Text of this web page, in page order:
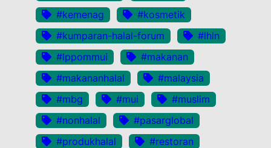
#kemenag
#kosmetik
#kumparan-halal-forum
#lhln
#lppommui
#makanan
#makananhalal
#malaysia
#mbg
#mui
#muslim
#nonhalal
#pasarglobal
#produkhalal
#restoran